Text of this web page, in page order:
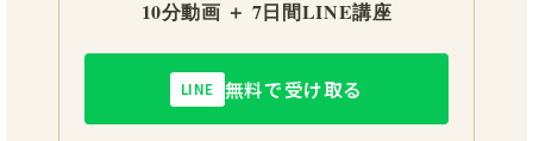
10分動画 ＋ 7日間LINE講座
LINE 無料で受け取る